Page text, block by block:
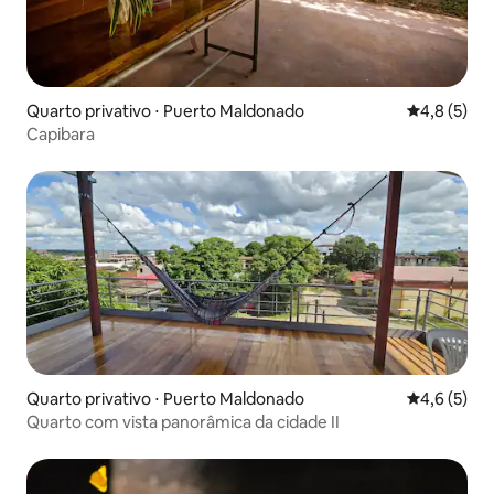
Quarto privativo ⋅ Puerto Maldonado 4,8 de
4,8 (5)
Capibara
Quarto privativo ⋅ Puerto Maldonado 4,6 de
4,6 (5)
Quarto com vista panorâmica da cidade II